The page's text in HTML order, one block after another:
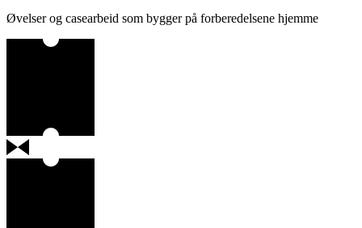
Øvelser og casearbeid som bygger på forberedelsene hjemme